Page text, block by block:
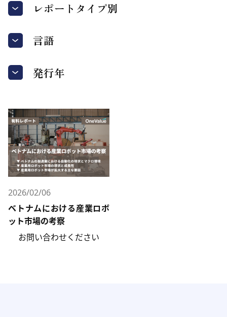
レポートタイプ別
言語
発行年
2026/02/06
ベトナムにおける産業ロボ
ット市場の考察
お問い合わせください